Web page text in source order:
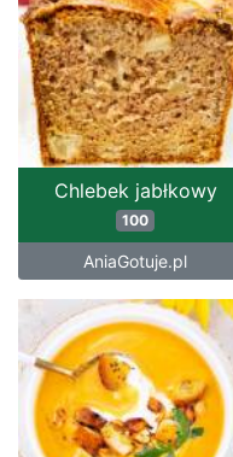
Chlebek jabłkowy
100
AniaGotuje.pl